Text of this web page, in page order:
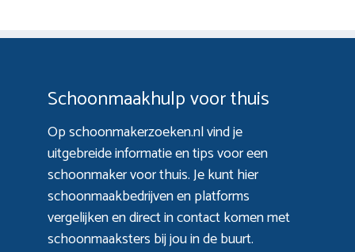
Schoonmaakhulp voor thuis
Op schoonmakerzoeken.nl vind je
uitgebreide informatie en tips voor een
schoonmaker voor thuis. Je kunt hier
schoonmaakbedrijven en platforms
vergelijken en direct in contact komen met
schoonmaaksters bij jou in de buurt.